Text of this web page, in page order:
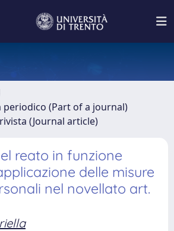
(Part of a journal)
(Journal article)
reato in funzione
delle misure
nel novellato art.